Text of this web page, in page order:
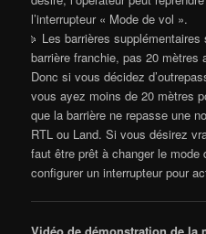
l’interrupteur « Mode de vol ».
Les barrières
barrière franchie, pas 20 mètres
Donc si vous décidez
vous ayez moins de 20 mètres
que la barrière ne repasse une
RTL ou Land. Si vous désirez
faut être prêt à changer le
configurer un interrupteur pour